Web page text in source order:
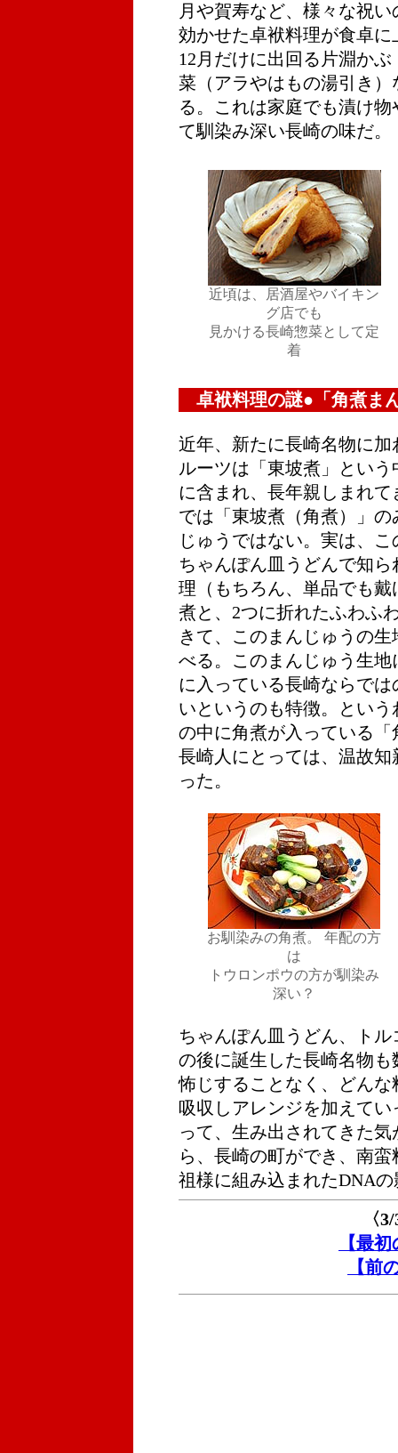
月や賀寿など、様々な祝
効かせた卓袱料理が食卓
12月だけに出回る片淵か
菜（アラやはもの湯引き
る。これは家庭でも漬け
て馴染み深い長崎の味だ。
近頃は、居酒屋やバイキン
グ店でも
見かける長崎惣菜として定
着
卓袱料理の謎●「角煮ま
近年、新たに長崎名物に加
ルーツは「東坡煮」とい
に含まれ、長年親しまれ
では「東坡煮（角煮）」
じゅうではない。実は、
ちゃんぽん皿うどんで知
理（もちろん、単品でも
煮と、2つに折れたふわふ
きて、このまんじゅうの
べる。このまんじゅう生
に入っている長崎ならで
いというのも特徴。とい
の中に角煮が入っている
長崎人にとっては、温故
った。
お馴染みの角煮。 年配の方
は
トウロンポウの方が馴染み
深い？
ちゃんぽん皿うどん、ト
の後に誕生した長崎名物
怖じすることなく、どん
吸収しアレンジを加えて
って、生み出されてきた
ら、長崎の町ができ、南
祖様に組み込まれたDNA
〈
【最
【前